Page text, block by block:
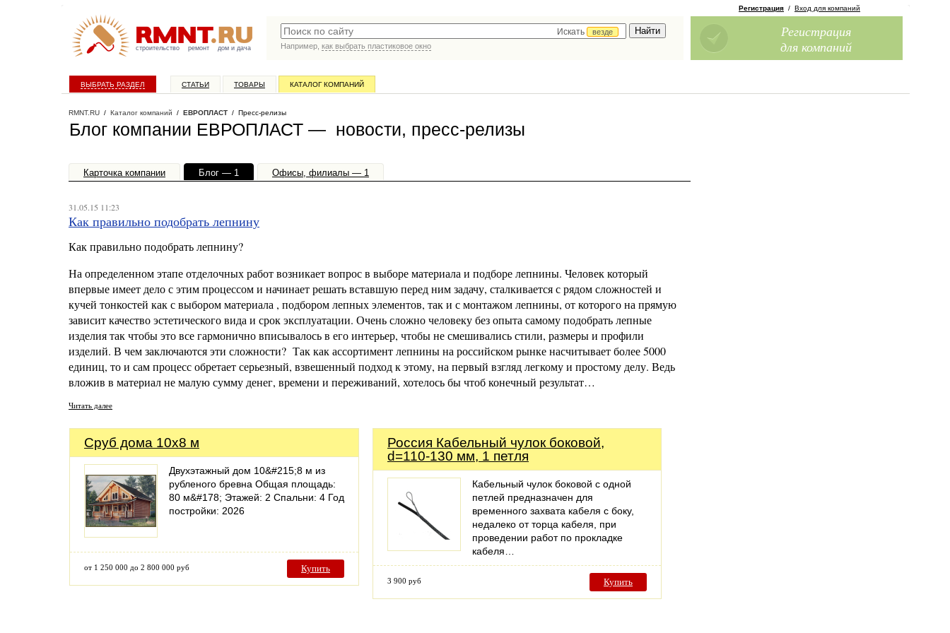
строительство ремонт дом и дача
Искать
везде
Например, как выбрать пластиковое окно
Регистрация / Вход для компаний
Регистрация
для компаний
ВЫБРАТЬ РАЗДЕЛ СТАТЬИ ТОВАРЫ КАТАЛОГ КОМПАНИЙ
RMNT.RU / Каталог компаний / ЕВРОПЛАСТ / Пресс-релизы
Блог компании ЕВРОПЛАСТ — новости, пресс-релизы
Карточка компании Блог — 1 Офисы, филиалы — 1
31.05.15 11:23
Как правильно подобрать лепнину
Как правильно подобрать лепнину?
На определенном этапе отделочных работ возникает вопрос в выборе материала и подборе лепнины. Человек который
впервые имеет дело с этим процессом и начинает решать вставшую перед ним задачу, сталкивается с рядом сложностей и
кучей тонкостей как с выбором материала , подбором лепных элементов, так и с монтажом лепнины, от которого на прямую
зависит качество эстетического вида и срок эксплуатации. Очень сложно человеку без опыта самому подобрать лепные
изделия так чтобы это все гармонично вписывалось в его интерьер, чтобы не смешивались стили, размеры и профили
изделий. В чем заключаются эти сложности? Так как ассортимент лепнины на российском рынке насчитывает более 5000
единиц, то и сам процесс обретает серьезный, взвешенный подход к этому, на первый взгляд легкому и простому делу. Ведь
вложив в материал не малую сумму денег, времени и переживаний, хотелось бы чтоб конечный результат…
Читать далее
Сруб дома 10x8 м
Двухэтажный дом 10&#215;8 м из
рубленого бревна Общая площадь:
80 м&#178; Этажей: 2 Спальни: 4 Год
постройки: 2026
от 1 250 000 до 2 800 000 руб Купить
Россия Кабельный чулок боковой,
d=110-130 мм, 1 петля
Кабельный чулок боковой с одной
петлей предназначен для
временного захвата кабеля с боку,
недалеко от торца кабеля, при
проведении работ по прокладке
кабеля…
3 900 руб Купить